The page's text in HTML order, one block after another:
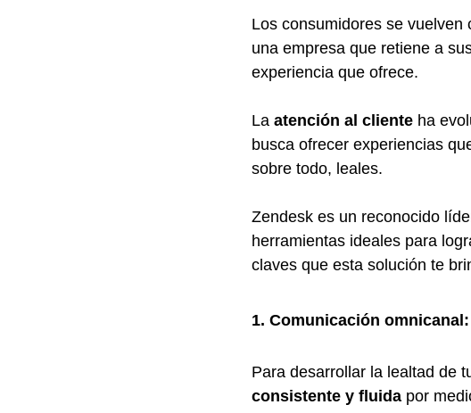
Los consumidores se
una empresa que retiene a
experiencia que ofrece.
La atención al cliente ha
busca ofrecer experiencias
sobre todo, leales.
Zendesk es un reconocido
herramientas ideales para
claves que esta solución te
1. Comunicación
Para desarrollar la lealtad de
consistente y fluida por